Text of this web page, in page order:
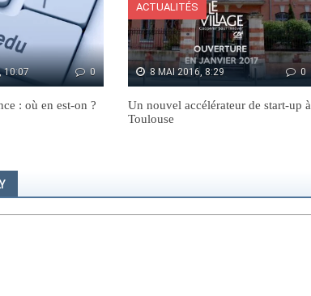
10:07 0
: où en est-on ?
ACTUALITÉS
8 MAI 2016, 8:29 0
Un nouvel accélérateur de start-up à
Toulouse